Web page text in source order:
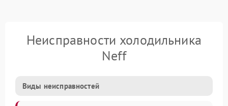
Неисправности холодильника
Neff
Виды неисправностей